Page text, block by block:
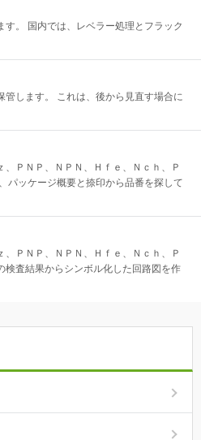
。 国内では、レベラー処理とフラック
します。 これは、後から見直す場合に
ＰＮＰ、ＮＰＮ、Ｈｆｅ、Ｎｃｈ、Ｐ
パッケージ概要と捺印から品番を探して
ＰＮＰ、ＮＰＮ、Ｈｆｅ、Ｎｃｈ、Ｐ
検査結果からシンボル化した回路図を作